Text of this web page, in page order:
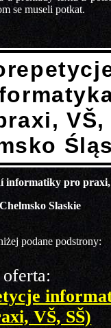
se museli potkat.
VŠ,
informatiky pro praxi,
Slaskie
podane podstrony:
VŠ, SŠ)